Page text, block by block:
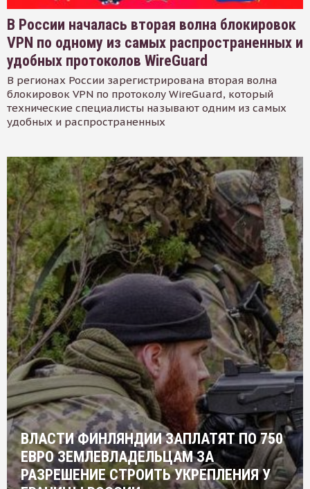
В России началась вторая волна блокировок
VPN по одному из самых распространенных и
удобных протоколов WireGuard
В регионах России зарегистрирована вторая волна
блокировок VPN по протоколу WireGuard, который
технические специалисты называют одним из самых
удобных и распространенных
ВЛАСТИ ФИНЛЯНДИИ ЗАПЛАТЯТ ПО 750
ЕВРО ЗЕМЛЕВЛАДЕЛЬЦАМ ЗА
РАЗРЕШЕНИЕ СТРОИТЬ УКРЕПЛЕНИЯ У